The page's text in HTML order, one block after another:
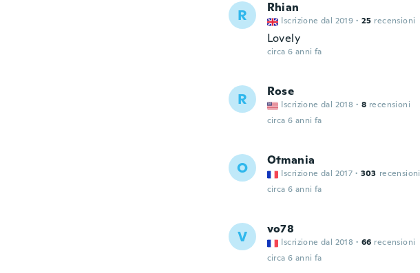
R Rhian
Iscrizione dal 2019 · 25 recensioni
Lovely
circa 6 anni fa
R Rose
Iscrizione dal 2018 · 8 recensioni
circa 6 anni fa
O Otmania
Iscrizione dal 2017 · 303 recensioni
circa 6 anni fa
V vo78
Iscrizione dal 2018 · 66 recensioni
circa 6 anni fa